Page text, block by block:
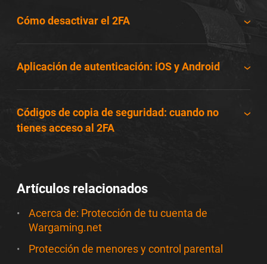
Cómo desactivar el 2FA
Aplicación de autenticación: iOS y Android
Códigos de copia de seguridad: cuando no
tienes acceso al 2FA
Artículos relacionados
Acerca de: Protección de tu cuenta de
Wargaming.net
Protección de menores y control parental